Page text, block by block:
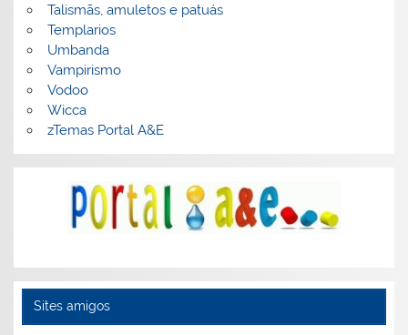
Talismãs, amuletos e patuás
Templarios
Umbanda
Vampirismo
Vodoo
Wicca
zTemas Portal A&E
Sites amigos